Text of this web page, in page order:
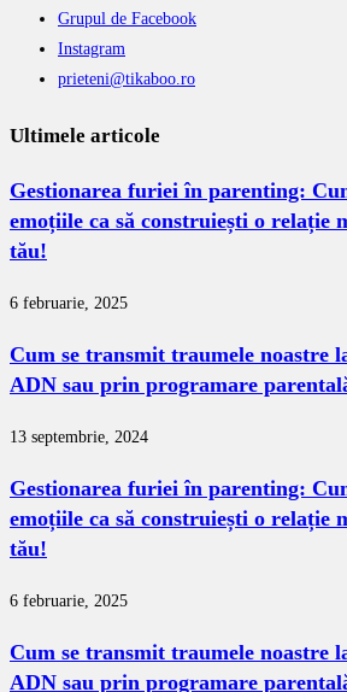
Grupul de Facebook
Instagram
prieteni@tikaboo.ro
Ultimele articole
Gestionarea furiei în parenting:
emoțiile ca să construiești o relație
tău!
6 februarie, 2025
Cum se transmit traumele noastre
ADN sau prin programare
13 septembrie, 2024
Gestionarea furiei în parenting:
emoțiile ca să construiești o relație
tău!
6 februarie, 2025
Cum se transmit traumele noastre
ADN sau prin programare